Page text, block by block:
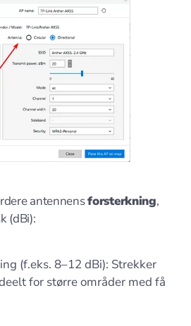
antennensforsterkning,
(dBi):
(f.eks. 8–12 dBi): Strekker
for større områder med få